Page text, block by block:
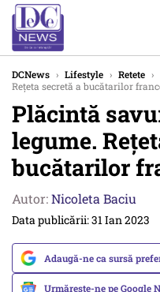
DCNews › Lifestyle › Retete ›
Rețeta secretă a bucătarilor
Plăcintă
legume.
bucătarilor
Autor:Nicoleta Baciu
Data publicării: 31 Ian 2023
Adaugă-ne ca sursă
Urmărește-ne pe Google